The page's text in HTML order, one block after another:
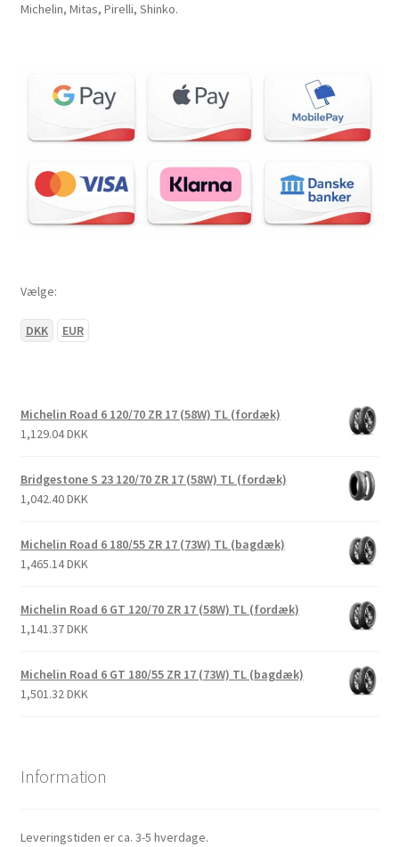
Michelin, Mitas, Pirelli, Shinko.
Vælge:
DKK EUR
Michelin Road 6 120/70 ZR 17 (58W) TL (fordæk)
1,129.04 DKK
Bridgestone S 23 120/70 ZR 17 (58W) TL (fordæk)
1,042.40 DKK
Michelin Road 6 180/55 ZR 17 (73W) TL (bagdæk)
1,465.14 DKK
Michelin Road 6 GT 120/70 ZR 17 (58W) TL (fordæk)
1,141.37 DKK
Michelin Road 6 GT 180/55 ZR 17 (73W) TL (bagdæk)
1,501.32 DKK
Information
Leveringstiden er ca. 3-5 hverdage.